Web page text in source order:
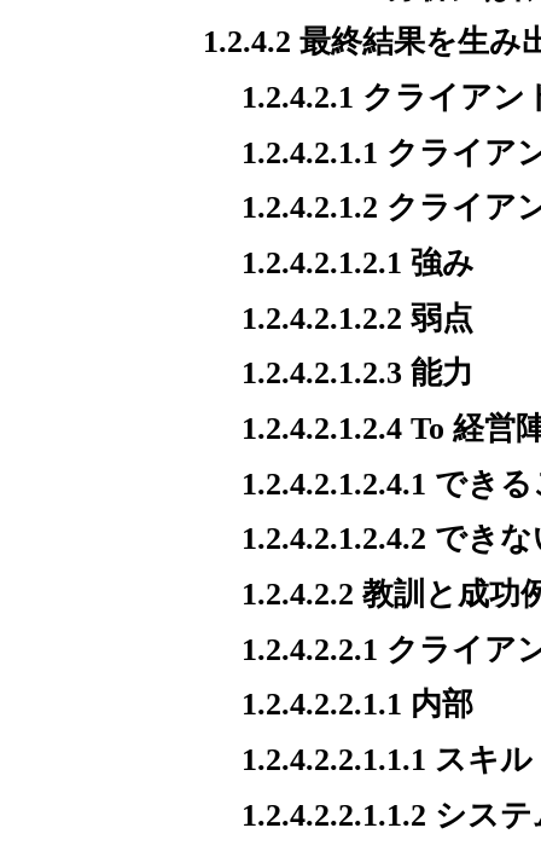
1.2.4.2 最終結果を生み
1.2.4.2.1 クライア
1.2.4.2.1.1 クライア
1.2.4.2.1.2 クライア
1.2.4.2.1.2.1 強み
1.2.4.2.1.2.2 弱点
1.2.4.2.1.2.3 能力
1.2.4.2.1.2.4 To 経営
1.2.4.2.1.2.4.1 でき
1.2.4.2.1.2.4.2 でき
1.2.4.2.2 教訓と成功
1.2.4.2.2.1 クライア
1.2.4.2.2.1.1 内部
1.2.4.2.2.1.1.1 スキル
1.2.4.2.2.1.1.2 シス